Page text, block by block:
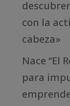
con la
cabeza»
Nace “El
para